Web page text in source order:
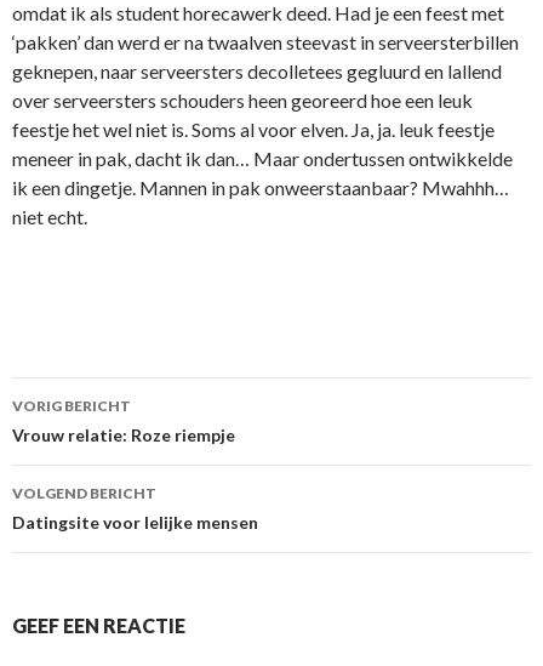
omdat ik als student horecawerk deed. Had je een feest met
‘pakken’ dan werd er na twaalven steevast in serveersterbillen
geknepen, naar serveersters decolletees gegluurd en lallend
over serveersters schouders heen georeerd hoe een leuk
feestje het wel niet is. Soms al voor elven. Ja, ja. leuk feestje
meneer in pak, dacht ik dan… Maar ondertussen ontwikkelde
ik een dingetje. Mannen in pak onweerstaanbaar? Mwahhh…
niet echt.
Berichtnavigatie
VORIG BERICHT
Vrouw relatie: Roze riempje
VOLGEND BERICHT
Datingsite voor lelijke mensen
GEEF EEN REACTIE